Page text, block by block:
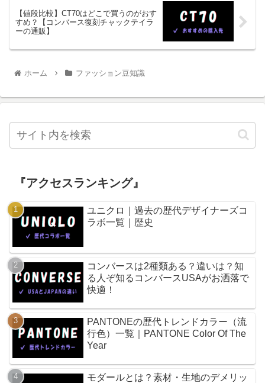
【値段比較】CT70はどこで買うのがおす
すめ？【コンバース復刻チャックテイラ
ーの通販】
ホーム ファッション豆知識
『アクセスランキング』
ユニクロ｜過去の歴代デザイナーズコ
ラボ一覧｜歴史
コンバースは2種類ある？違いは？知
る人ぞ知るコンバースUSAがお洒落で
快適！
PANTONEの歴代トレンドカラー（流
行色）一覧｜PANTONE Color Of The
Year
モダールとは？素材・生地のデメリッ